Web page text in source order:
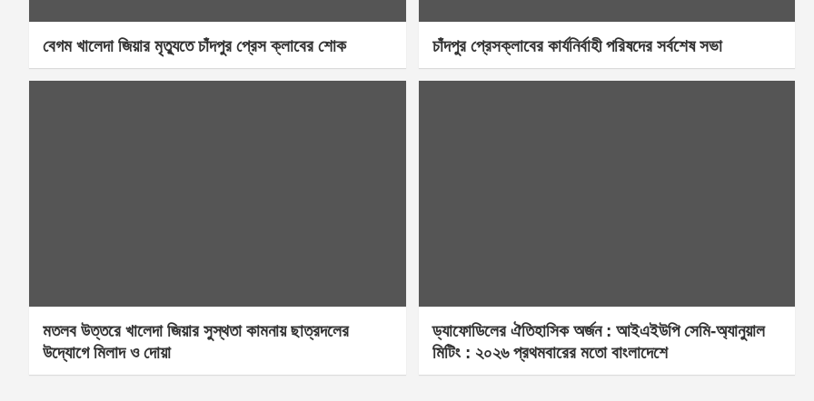
বেগম খালেদা জিয়ার মৃত্যুতে চাঁদপুর প্রেস ক্লাবের শোক চাঁদপুর প্রেসক্লাবের কার্যনির্বাহী পরিষদের সর্বশেষ সভা
মতলব উত্তরে খালেদা জিয়ার সুস্থতা কামনায় ছাত্রদলের
উদ্যোগে মিলাদ ও দোয়া
ড্যাফোডিলের ঐতিহাসিক অর্জন : আইএইউপি সেমি-অ্যানুয়াল
মিটিং : ২০২৬ প্রথমবারের মতো বাংলাদেশে